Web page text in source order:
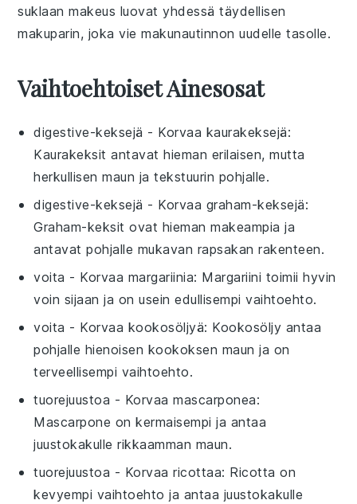
suklaan makeus luovat yhdessätäydellisen
makuparin, joka viemakunautinnon uudelle tasolle.
Vaihtoehtoiset Ainesosat
digestive-keksejä - Korvaa kaurakeksejä:
Kaurakeksit antavat hieman erilaisen, mutta
herkullisen maun ja tekstuurin pohjalle.
digestive-keksejä - Korvaa graham-keksejä:
Graham-keksit ovat hieman makeampia ja
antavat pohjalle mukavan rapsakan rakenteen.
voita - Korvaa margariinia: Margariini toimii hyvin
voin sijaan ja on usein edullisempi vaihtoehto.
voita - Korvaa kookosöljyä: Kookosöljy antaa
pohjalle hienoisen kookoksen maun ja on
terveellisempi vaihtoehto.
tuorejuustoa - Korvaamascarponea:
Mascarpone on kermaisempi ja antaa
juustokakulle rikkaamman maun.
tuorejuustoa - Korvaaricottaa: Ricotta on
kevyempi vaihtoehto ja antaa juustokakulle